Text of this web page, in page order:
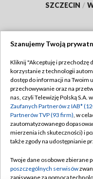
SZCZECIN /
Abonament TVP
Emisja w TVP
Centrum informacji
Naziemna Telewizja
Rada Programowa
Szanujemy Twoją
Kliknij "Akceptuję i przechodzę
korzystanie z technologii
dostęp do informacji na Twoim
przechowywanie oraz na
nas, czyli Telewizję Polską S.A.
Zaufanych Partnerów z IAB*
Partnerów TVP (93 firm), w
zautomatyzowanego
mierzenia ich skuteczności) i
także zgody na udostępnianie
Twoje dane osobowe zbierane
poszczególnych serwisów
zapisywane za pomocą